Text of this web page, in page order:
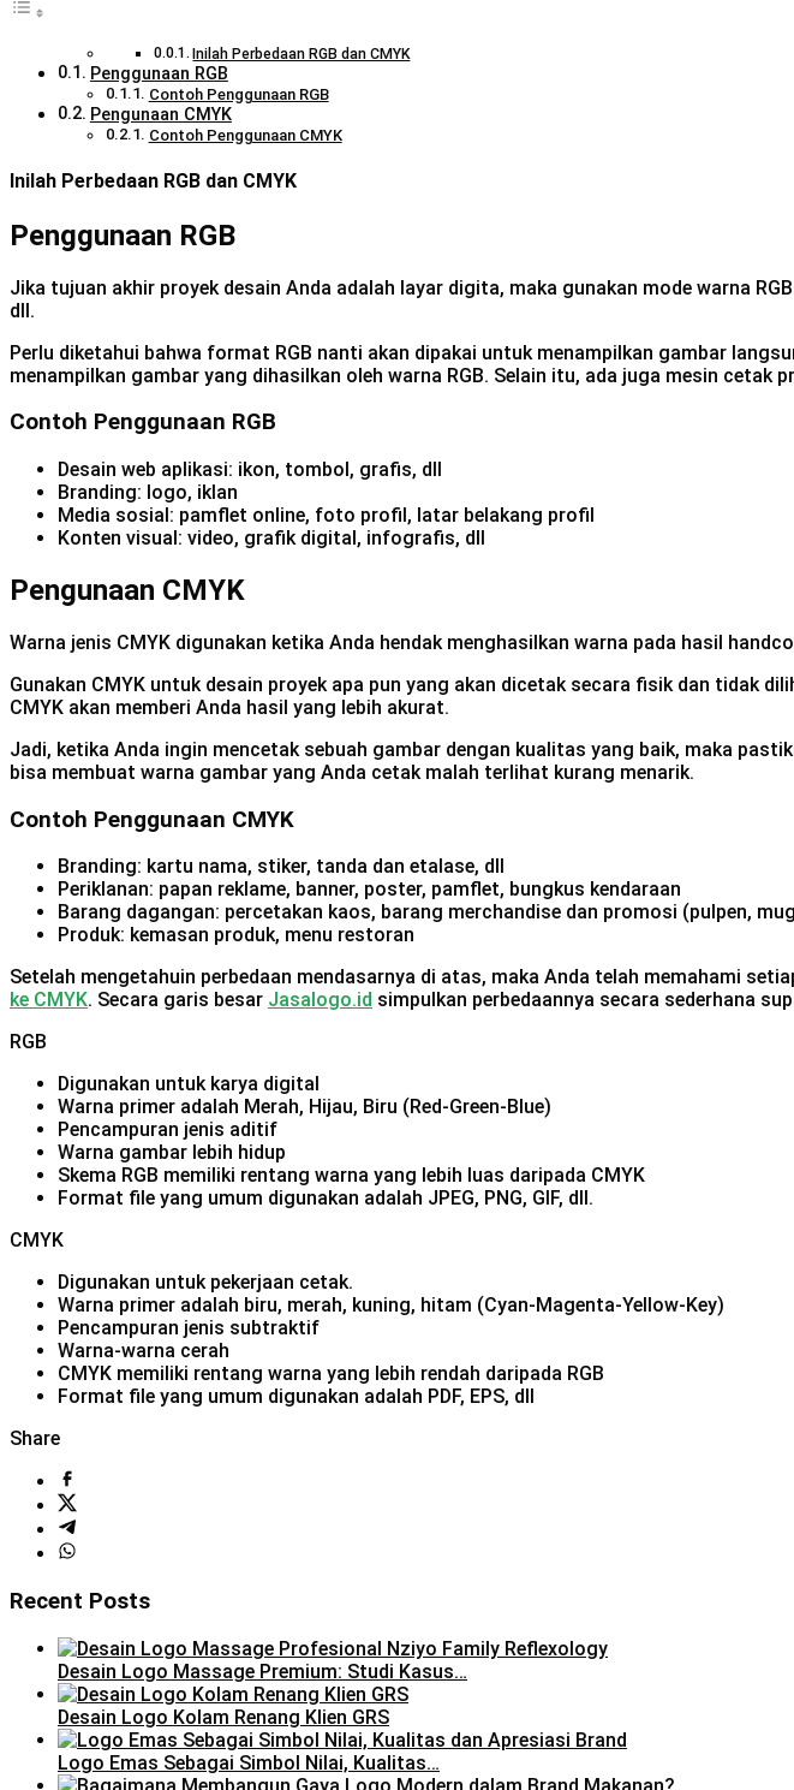
Inilah Perbedaan RGB dan CMYK
Penggunaan RGB
Contoh Penggunaan RGB
Pengunaan CMYK
Contoh Penggunaan CMYK
Inilah Perbedaan RGB dan CMYK
Penggunaan RGB
Jika tujuan akhir proyek desain Anda adalah layar digita, maka gunakan mode warna
dll.
Perlu diketahui bahwa format RGB nanti akan dipakai untuk menampilkan gambar
menampilkan gambar yang dihasilkan oleh warna RGB. Selain itu, ada juga mesin cetak
Contoh Penggunaan RGB
Desain web aplikasi: ikon, tombol, grafis, dll
Branding: logo, iklan
Media sosial: pamflet online, foto profil, latar belakang profil
Konten visual: video, grafik digital, infografis, dll
Pengunaan CMYK
Warna jenis CMYK digunakan ketika Anda hendak menghasilkan warna pada hasil
Gunakan CMYK untuk desain proyek apa pun yang akan dicetak secara fisik dan tidak
CMYK akan memberi Anda hasil yang lebih akurat.
Jadi, ketika Anda ingin mencetak sebuah gambar dengan kualitas yang baik, maka
bisa membuat warna gambar yang Anda cetak malah terlihat kurang menarik.
Contoh Penggunaan CMYK
Branding: kartu nama, stiker, tanda dan etalase, dll
Periklanan: papan reklame, banner, poster, pamflet, bungkus kendaraan
Barang dagangan: percetakan kaos, barang merchandise dan promosi (pulpen,
Produk: kemasan produk, menu restoran
Setelah mengetahuin perbedaan mendasarnya di atas, maka Anda telah memahami
ke CMYK. Secara garis besar Jasalogo.id simpulkan perbedaannya secara sederhana
RGB
Digunakan untuk karya digital
Warna primer adalah Merah, Hijau, Biru (Red-Green-Blue)
Pencampuran jenis aditif
Warna gambar lebih hidup
Skema RGB memiliki rentang warna yang lebih luas daripada CMYK
Format file yang umum digunakan adalah JPEG, PNG, GIF, dll.
CMYK
Digunakan untuk pekerjaan cetak.
Warna primer adalah biru, merah, kuning, hitam (Cyan-Magenta-Yellow-Key)
Pencampuran jenis subtraktif
Warna-warna cerah
CMYK memiliki rentang warna yang lebih rendah daripada RGB
Format file yang umum digunakan adalah PDF, EPS, dll
Share
Recent Posts
Desain Logo Massage Premium: Studi Kasus…
Desain Logo Kolam Renang Klien GRS
Logo Emas Sebagai Simbol Nilai, Kualitas…